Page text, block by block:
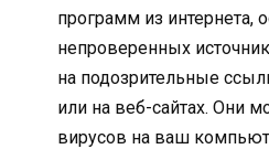
программ из интернета,
непроверенных
на подозрительные
или на веб-сайтах. Они
вирусов на ваш